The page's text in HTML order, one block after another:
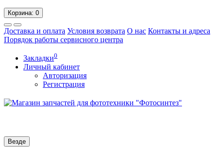
Корзина: 0
Доставка и оплата Условия возврата О нас Контакты и адреса
Порядок работы сервисного центра
Закладки0
Личный кабинет
Авторизация
Регистрация
Везде